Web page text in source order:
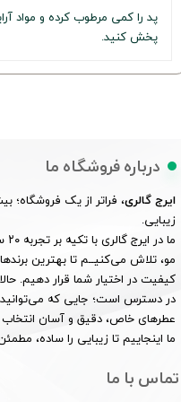
پد را کمی مرطوب کرده و مواد
پخش کنید.
درباره فروشگاه ما
ایرج گالری، فراتر از یک فروشگاه؛
زیبایی.
مو، تلاش می‌کنیــم تا بهترین
کیفیت در اختیار شما قرار دهیم.
در دسترس است؛ جایی که می‌توانید
عطرهای خاص، دقیق و آسان انتخاب
ما اینجاییم تا زیبایی را ساده،
تماس با ما